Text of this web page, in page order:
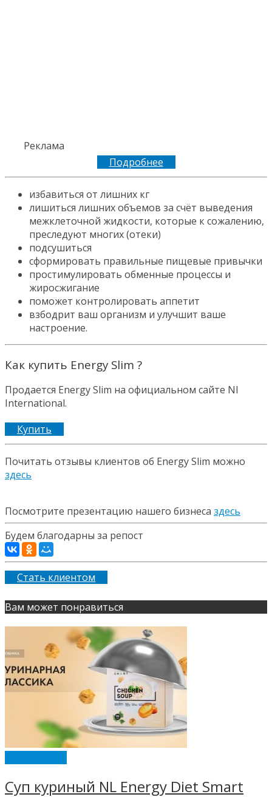
Реклама
Подробнее
избавиться от лишних кг
лишиться лишних объемов за счёт выведения
межклеточной жидкости, которые к сожалению,
преследуют многих (отеки)
подсушиться
сформировать правильные пищевые привычки
простимулировать обменные процессы и
жиросжигание
поможет контролировать аппетит
взбодрит ваш организм и улучшит ваше
настроение.
Как купить Energy Slim ?
Продается Energy Slim на официальном сайте Nl
International.
Купить
Почитать отзывы клиентов об Energy Slim можно
здесь
Посмотрите презентацию нашего бизнеса здесь
Будем благодарны за репост
Стать клиентом
Вам может понравиться
Суп куриный NL Energy Diet Smart